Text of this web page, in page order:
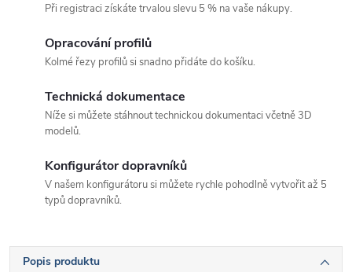
Při registraci získáte trvalou slevu 5 % na vaše nákupy.
Opracování profilů
Kolmé řezy profilů si snadno přidáte do košíku.
Technická dokumentace
Níže si můžete stáhnout technickou dokumentaci včetně 3D
modelů.
Konfigurátor dopravníků
V našem konfigurátoru si můžete rychle pohodlně vytvořit až 5
typů dopravníků.
Popis produktu